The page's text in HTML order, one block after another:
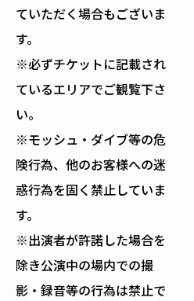
ていただく場合もございま
す。
※必ずチケットに記載され
ているエリアでご観覧下さ
い。
※モッシュ・ダイブ等の危
険行為、他のお客様への迷
惑行為を固く禁止していま
す。
※出演者が許諾した場合を
除き公演中の場内での撮
影・録音等の行為は禁止で